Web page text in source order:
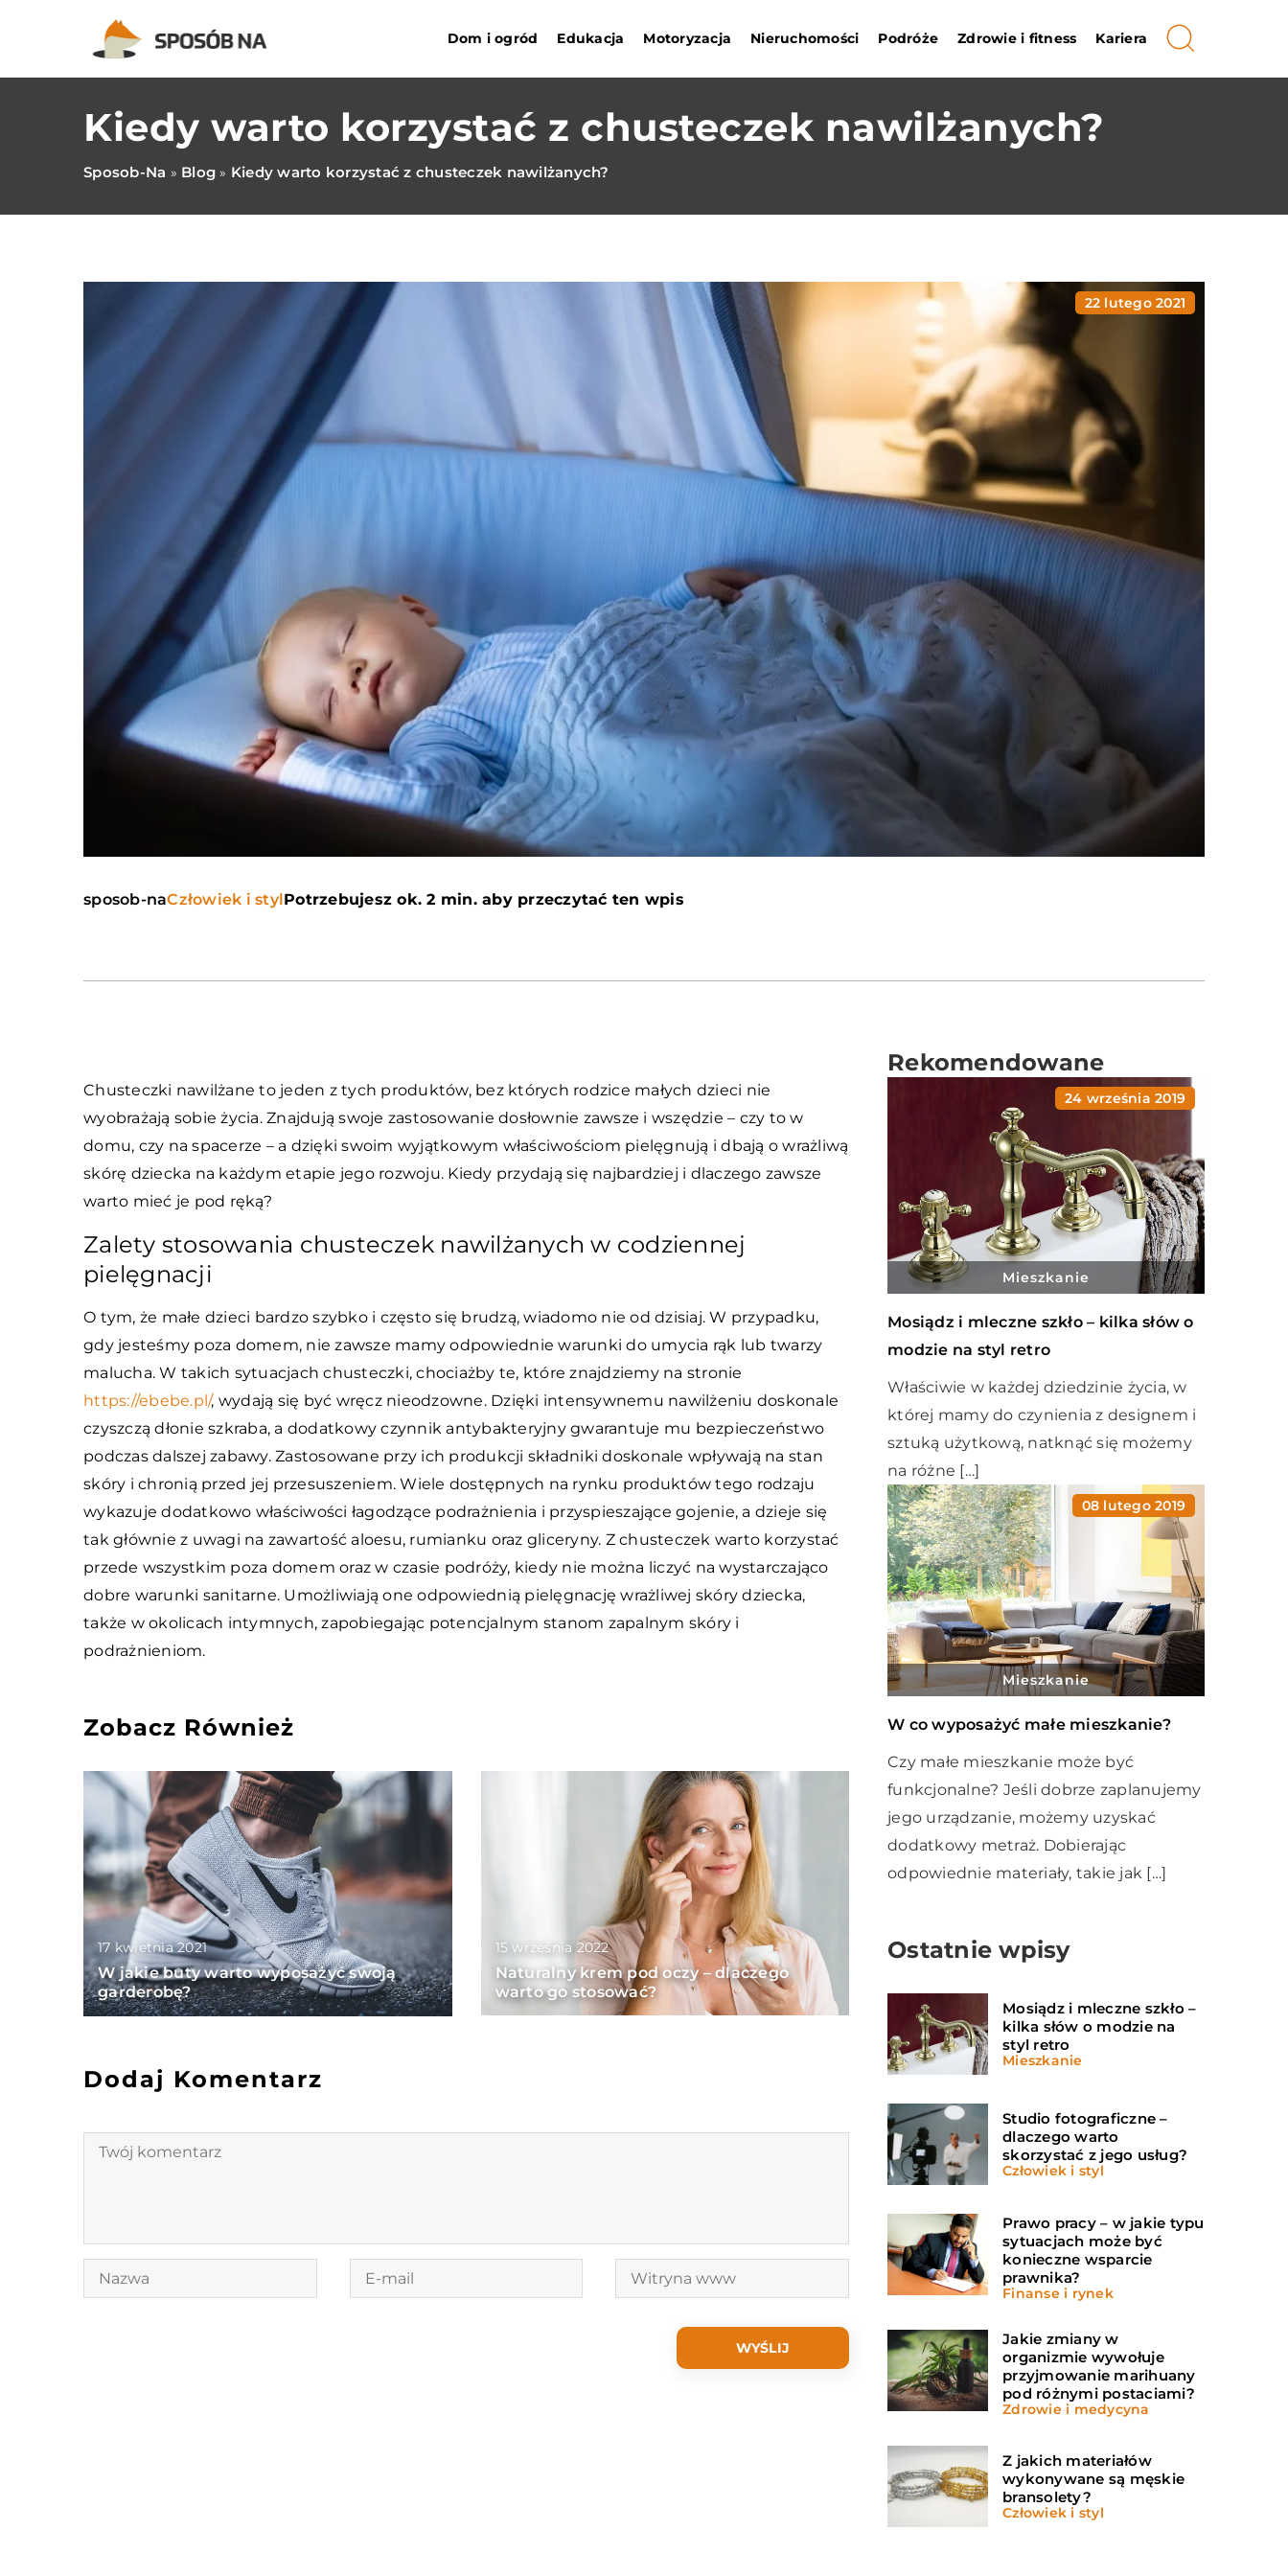
Dom i ogród Edukacja Motoryzacja Nieruchomości Podróże Zdrowie i fitness Kariera
Kiedy warto korzystać z chusteczek nawilżanych?
Sposob-Na » Blog » Kiedy warto korzystać z chusteczek nawilżanych?
22 lutego 2021
sposob-naCzłowiek i stylPotrzebujesz ok. 2 min. aby przeczytać ten wpis
Chusteczki nawilżane to jeden z tych produktów, bez których rodzice małych dzieci nie
wyobrażają sobie życia. Znajdują swoje zastosowanie dosłownie zawsze i wszędzie – czy to w
domu, czy na spacerze – a dzięki swoim wyjątkowym właściwościom pielęgnują i dbają o wrażliwą
skórę dziecka na każdym etapie jego rozwoju. Kiedy przydają się najbardziej i dlaczego zawsze
warto mieć je pod ręką?
Zalety stosowania chusteczek nawilżanych w codziennej
pielęgnacji
O tym, że małe dzieci bardzo szybko i często się brudzą, wiadomo nie od dzisiaj. W przypadku,
gdy jesteśmy poza domem, nie zawsze mamy odpowiednie warunki do umycia rąk lub twarzy
malucha. W takich sytuacjach chusteczki, chociażby te, które znajdziemy na stronie
https://ebebe.pl/, wydają się być wręcz nieodzowne. Dzięki intensywnemu nawilżeniu doskonale
czyszczą dłonie szkraba, a dodatkowy czynnik antybakteryjny gwarantuje mu bezpieczeństwo
podczas dalszej zabawy. Zastosowane przy ich produkcji składniki doskonale wpływają na stan
skóry i chronią przed jej przesuszeniem. Wiele dostępnych na rynku produktów tego rodzaju
wykazuje dodatkowo właściwości łagodzące podrażnienia i przyspieszające gojenie, a dzieje się
tak głównie z uwagi na zawartość aloesu, rumianku oraz gliceryny. Z chusteczek warto korzystać
przede wszystkim poza domem oraz w czasie podróży, kiedy nie można liczyć na wystarczająco
dobre warunki sanitarne. Umożliwiają one odpowiednią pielęgnację wrażliwej skóry dziecka,
także w okolicach intymnych, zapobiegając potencjalnym stanom zapalnym skóry i
podrażnieniom.
Zobacz Również
17 kwietnia 2021
W jakie buty warto wyposażyć swoją
garderobę?
15 września 2022
Naturalny krem pod oczy – dlaczego
warto go stosować?
Dodaj Komentarz
Rekomendowane
24 września 2019
Mieszkanie
Mosiądz i mleczne szkło – kilka słów o
modzie na styl retro
Właściwie w każdej dziedzinie życia, w
której mamy do czynienia z designem i
sztuką użytkową, natknąć się możemy
na różne […]
08 lutego 2019
Mieszkanie
W co wyposażyć małe mieszkanie?
Czy małe mieszkanie może być
funkcjonalne? Jeśli dobrze zaplanujemy
jego urządzanie, możemy uzyskać
dodatkowy metraż. Dobierając
odpowiednie materiały, takie jak […]
Ostatnie wpisy
Mosiądz i mleczne szkło –
kilka słów o modzie na
styl retro
Mieszkanie
Studio fotograficzne –
dlaczego warto
skorzystać z jego usług?
Człowiek i styl
Prawo pracy – w jakie typu
sytuacjach może być
konieczne wsparcie
prawnika?
Finanse i rynek
Jakie zmiany w
organizmie wywołuje
przyjmowanie marihuany
pod różnymi postaciami?
Zdrowie i medycyna
Z jakich materiałów
wykonywane są męskie
bransolety?
Człowiek i styl